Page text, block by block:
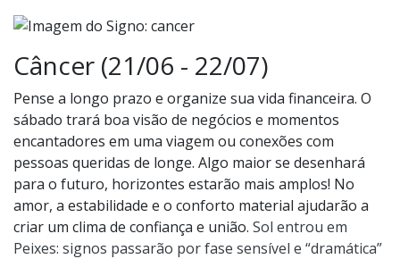
Câncer (21/06 - 22/07)
Pense a longo prazo e organize sua vida financeira. O
sábado trará boa visão de negócios e momentos
encantadores em uma viagem ou conexões com
pessoas queridas de longe. Algo maior se desenhará
para o futuro, horizontes estarão mais amplos! No
amor, a estabilidade e o conforto material ajudarão a
criar um clima de confiança e união. Sol entrou em
Peixes: signos passarão por fase sensível e “dramática”